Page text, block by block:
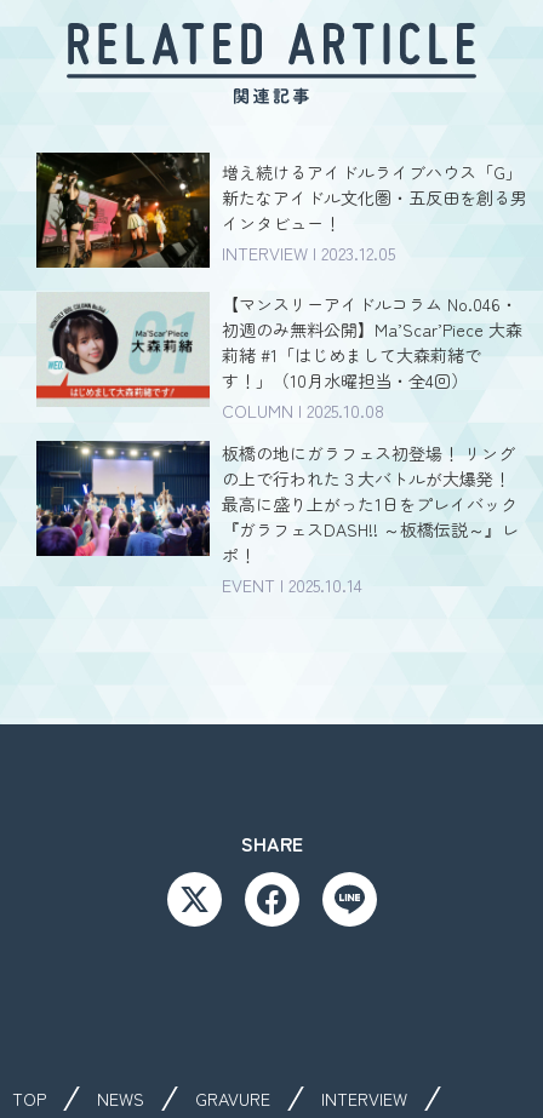
増え続けるアイドルライブハウス「G」
新たなアイドル文化圏・五反田を創る男
インタビュー！
INTERVIEW | 2023.12.05
【マンスリーアイドルコラム No.046・
初週のみ無料公開】Ma’Scar’Piece 大森
莉緒 #1「はじめまして大森莉緒で
す！」（10月水曜担当・全4回）
COLUMN | 2025.10.08
板橋の地にガラフェス初登場！ リング
の上で行われた３大バトルが大爆発！
最高に盛り上がった1日をプレイバック
『ガラフェスDASH!! ～板橋伝説～』レ
ポ！
EVENT | 2025.10.14
SHARE
TOP NEWS GRAVURE INTERVIEW